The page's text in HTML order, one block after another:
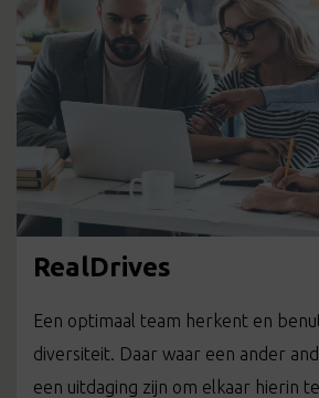
RealDrives
Een optimaal team herkent en
diversiteit. Daar waar een ander
een uitdaging zijn om elkaar hierin